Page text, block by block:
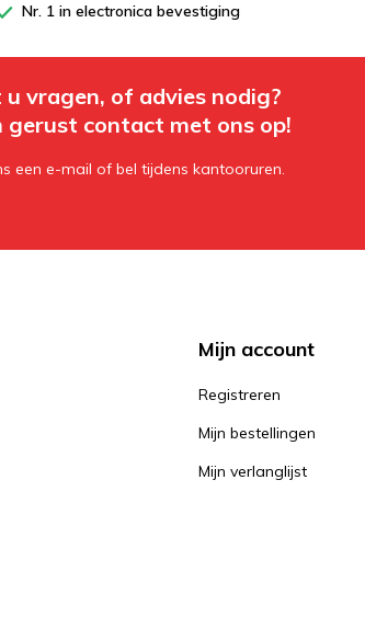
Nr. 1 in electronica bevestiging
u vragen, of advies nodig?
gerust contact met ons op!
een e-mail of bel tijdens kantooruren.
Mijn account
Registreren
Mijn bestellingen
Mijn verlanglijst